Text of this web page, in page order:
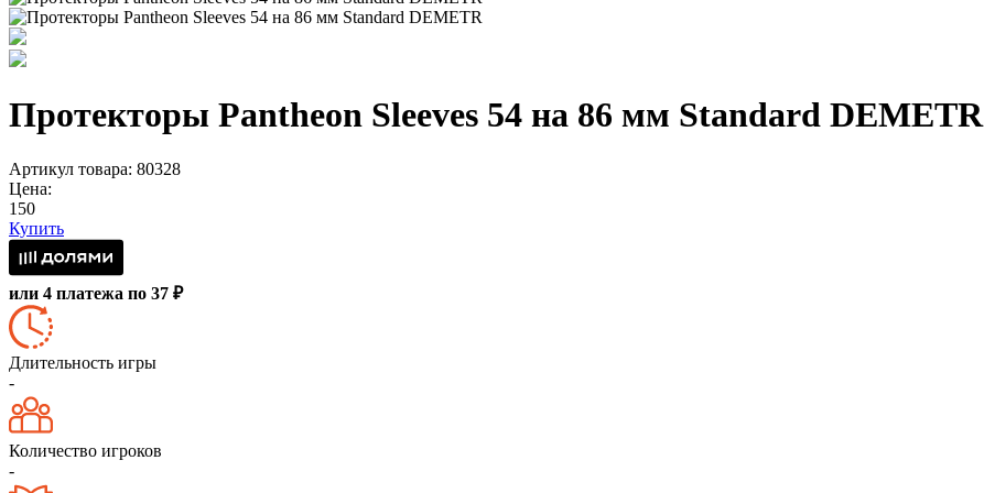
Протекторы Pantheon Sleeves 54 на 86 мм Standard DEMETR
Артикул товара: 80328
Цена:
150
Купить
или 4 платежа по 37 ₽
Длительность игры
-
Количество игроков
-